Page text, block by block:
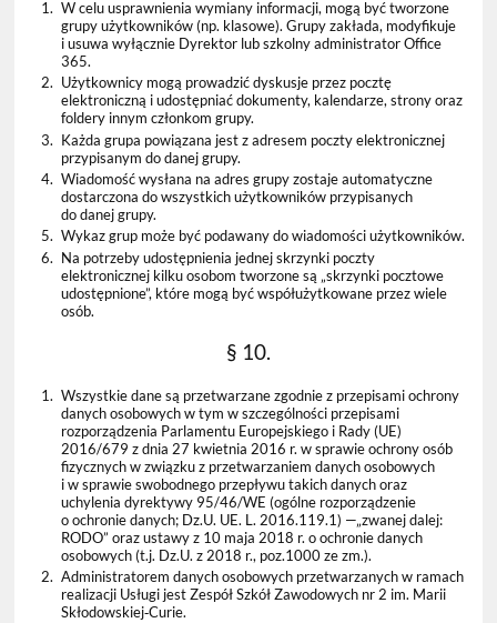
1. W celu usprawnienia wymiany informacji, mogą być tworzone
grupy użytkowników (np. klasowe). Grupy zakłada, modyfikuje
i usuwa wyłącznie Dyrektor lub szkolny administrator Office
365.
2. Użytkownicy mogą prowadzić dyskusje przez pocztę
elektroniczną i udostępniać dokumenty, kalendarze, strony oraz
foldery innym członkom grupy.
3. Każda grupa powiązana jest z adresem poczty elektronicznej
przypisanym do danej grupy.
4. Wiadomość wysłana na adres grupy zostaje automatyczne
dostarczona do wszystkich użytkowników przypisanych
do danej grupy.
5. Wykaz grup może być podawany do wiadomości użytkowników.
6. Na potrzeby udostępnienia jednej skrzynki poczty
elektronicznej kilku osobom tworzone są „skrzynki pocztowe
udostępnione”, które mogą być współużytkowane przez wiele
osób.
§ 10.
1. Wszystkie dane są przetwarzane zgodnie z przepisami ochrony
danych osobowych w tym w szczególności przepisami
rozporządzenia Parlamentu Europejskiego i Rady (UE)
2016/679 z dnia 27 kwietnia 2016 r. w sprawie ochrony osób
fizycznych w związku z przetwarzaniem danych osobowych
i w sprawie swobodnego przepływu takich danych oraz
uchylenia dyrektywy 95/46/WE (ogólne rozporządzenie
o ochronie danych; Dz.U. UE. L. 2016.119.1) —„zwanej dalej:
RODO” oraz ustawy z 10 maja 2018 r. o ochronie danych
osobowych (t.j. Dz.U. z 2018 r., poz.1000 ze zm.).
2. Administratorem danych osobowych przetwarzanych w ramach
realizacji Usługi jest Zespół Szkół Zawodowych nr 2 im. Marii
Skłodowskiej‐Curie.